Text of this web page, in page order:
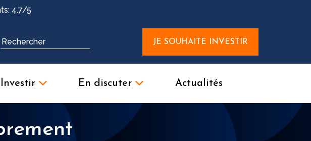
4.7/5
JE SOUHAITE INVESTIR
Investir En discuter Actualités